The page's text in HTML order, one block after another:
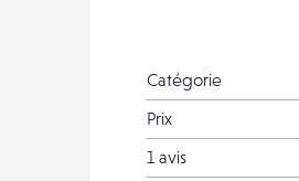
Catégorie
Prix
1 avis